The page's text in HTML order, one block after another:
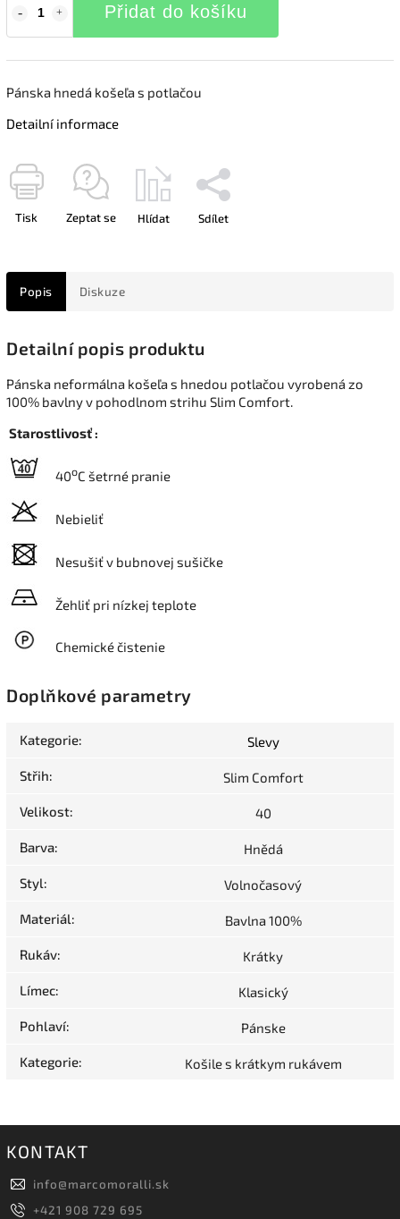
Přidat do košíku
Pánska hnedá košeľa s potlačou
Detailní informace
Tisk Zeptat se Hlídat Sdílet
Popis Diskuze
Detailní popis produktu
Pánska neformálna košeľa s hnedou potlačou vyrobená zo
100% bavlny v pohodlnom strihu Slim Comfort.
Starostlivosť :
40oC šetrné pranie
Nebieliť
Nesušiť v bubnovej sušičke
Žehliť pri nízkej teplote
Chemické čistenie
Doplňkové parametry
Kategorie: Slevy
Střih: Slim Comfort
Velikost: 40
Barva: Hnědá
Styl: Volnočasový
Materiál: Bavlna 100%
Rukáv: Krátky
Límec: Klasický
Pohlaví: Pánske
Kategorie: Košile s krátkym rukávem
KONTAKT
info@marcomoralli.sk
+421 908 729 695